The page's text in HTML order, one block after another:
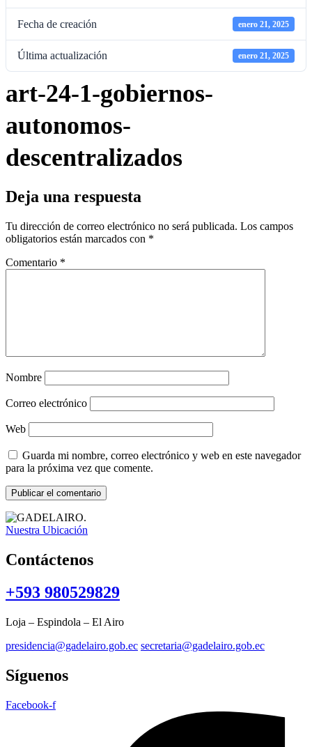
Fecha de creación enero 21, 2025
Última actualización enero 21, 2025
art-24-1-gobiernos-
autonomos-
descentralizados
Deja una respuesta
Tu dirección de correo electrónico no será publicada. Los campos
obligatorios están marcados con *
Comentario *
Nombre
Correo electrónico
Web
Guarda mi nombre, correo electrónico y web en este navegador
para la próxima vez que comente.
Nuestra Ubicación
Contáctenos
+593 980529829
Loja – Espindola – El Airo
presidencia@gadelairo.gob.ec secretaria@gadelairo.gob.ec
Síguenos
Facebook-f